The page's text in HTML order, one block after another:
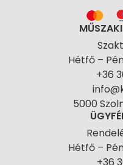
Hétfő –
+36
5000
Hétfő –